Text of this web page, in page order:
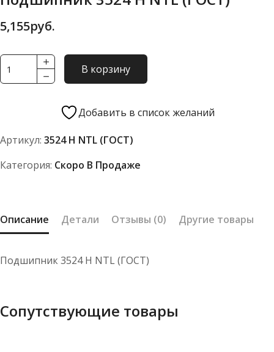
5,155руб.
Количество
товара
NTL
В корзину
Добавить в список желаний
Артикул: 3524 Н NTL (ГОСТ)
Категория: Скоро В Продаже
Описание Детали Отзывы (0) Другие товары
Подшипник 3524 Н NTL (ГОСТ)
Сопутствующие товары